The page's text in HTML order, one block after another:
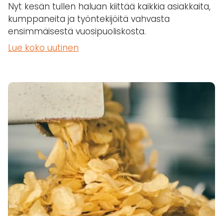
Nyt kesän tullen haluan kiittää kaikkia asiakkaita,
kumppaneita ja työntekijöitä vahvasta
ensimmäisestä vuosipuoliskosta.
Lue koko uutinen